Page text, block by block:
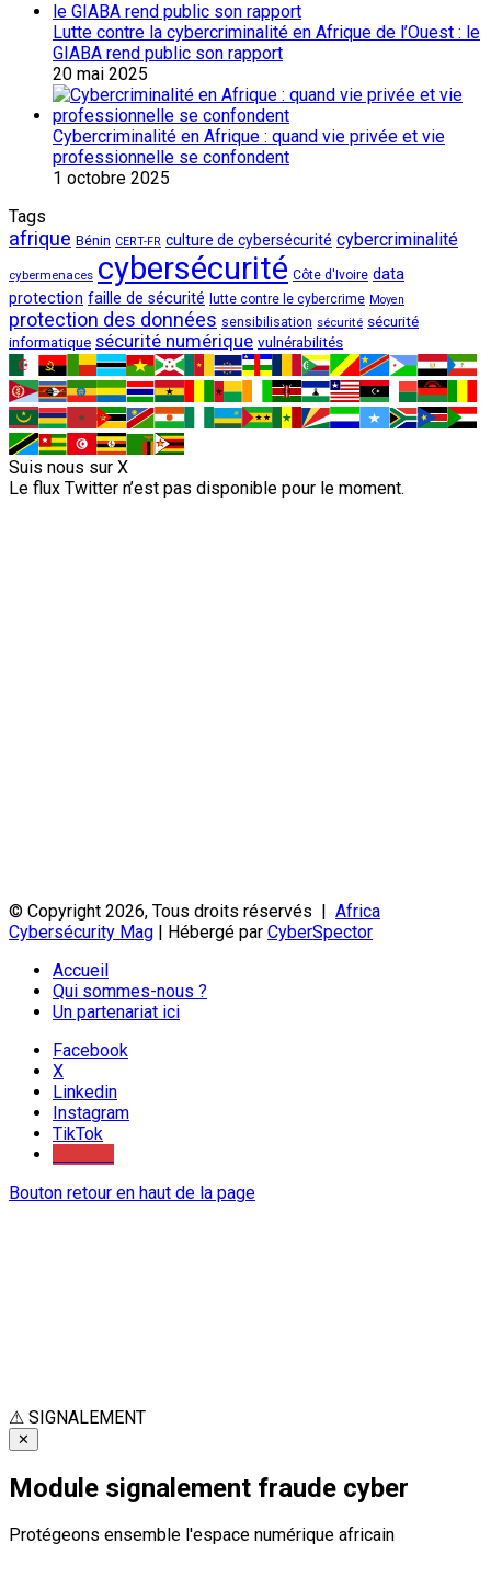
Lutte contre la cybercriminalité en Afrique de l’Ouest : le
GIABA rend public son rapport
20 mai 2025
Cybercriminalité en Afrique : quand vie privée et vie
professionnelle se confondent
1 octobre 2025
Tags
afrique Bénin CERT-FR culture de cybersécurité cybercriminalité
cybermenaces cybersécurité Côte d'Ivoire data
protection faille de sécurité lutte contre le cybercrime Moyen
protection des données sensibilisation sécurité sécurité
informatique sécurité numérique vulnérabilités
Suis nous sur X
Le flux Twitter n’est pas disponible pour le moment.
© Copyright 2026, Tous droits réservés | Africa
Cybersécurity Mag | Hébergé par CyberSpector
Accueil
Qui sommes-nous ?
Un partenariat ici
Facebook
X
Linkedin
Instagram
TikTok
Bouton retour en haut de la page
⚠ SIGNALEMENT
✕
Module signalement fraude cyber
Protégeons ensemble l'espace numérique africain